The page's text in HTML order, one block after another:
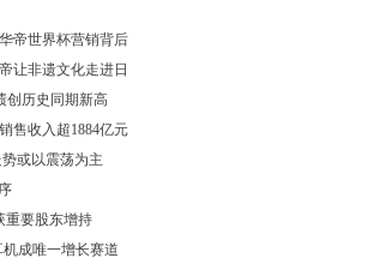
帝世界杯营销背后
让非遗文化走进日
创历史同期新高
售收入超1884亿元
或以震荡为主
重要股东增持
成唯一增长赛道